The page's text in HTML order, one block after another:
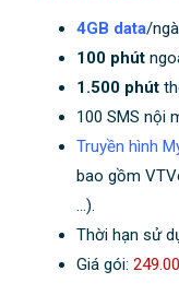
4GB data/
100 phút
1.500 phút
100 SMS nội
Truyền hình
bao gồm
…).
Thời hạn sử
Giá gói: